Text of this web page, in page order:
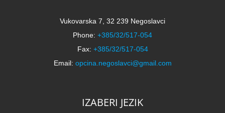
Vukovarska 7, 32 239 Negoslavci
Phone: +385/32/517-054
Fax: +385/32/517-054
Email: opcina.negoslavci@gmail.com
IZABERI JEZIK